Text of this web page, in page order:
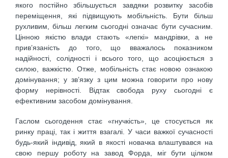
якого постійно збільшується завдяки розвитку засобів
переміщення, які підвищують мобільність. Бути більш
рухливим, більш легким сьогодні означає бути сучасним.
Цінною якістю влади стають «легкі» мандрівки, а не
прив’язаність до того, що вважалось показником
надійності, солід­ності і всього того, що асоціюється з
силою, важкістю. Отже, мобільність стає новою ознакою
домінування; у зв’язку з цим можна говорити про нову
форму нерівності. Відтак свобода руху сьогодні є
ефективним засобом домінування.
Гаслом сьогодення стає «гнучкість», це стосується як
ринку праці, так і життя взагалі. У часи важкої сучасності
будь-який індивід, який в якості новачка влаштувався на
свою першу роботу на завод Форда, міг бути цілком